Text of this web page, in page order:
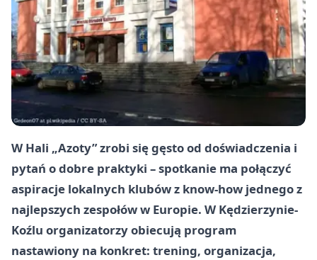
W Hali „Azoty” zrobi się gęsto od doświadczenia i
pytań o dobre praktyki – spotkanie ma połączyć
aspiracje lokalnych klubów z know‑how jednego z
najlepszych zespołów w Europie. W Kędzierzynie-
Koźlu organizatorzy obiecują program
nastawiony na konkret: trening, organizacja,